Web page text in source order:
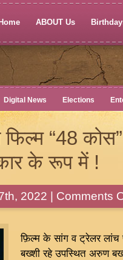
Home ABOUT Us
Digital News Elections
फिल्म “48
के रूप में !
2022 | Comments
फ़िल्म के सांग व ट्रेलर
बख्शी रहे उपस्थित अरुण